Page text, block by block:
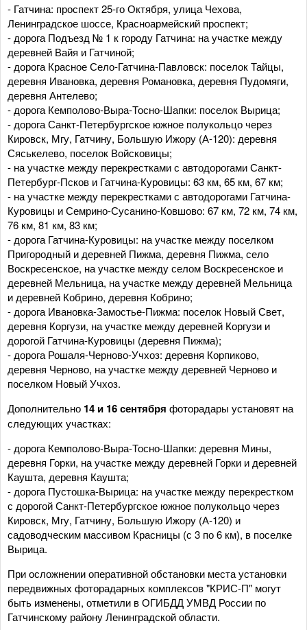
- Гатчина: проспект 25-го Октября, улица Чехова,
Ленинградское шоссе, Красноармейский проспект;
- дорога Подъезд № 1 к городу Гатчина: на участке между
деревней Вайя и Гатчиной;
- дорога Красное Село-Гатчина-Павловск: поселок Тайцы,
деревня Ивановка, деревня Романовка, деревня Пудомяги,
деревня Антелево;
- дорога Кемполово-Выра-Тосно-Шапки: поселок Вырица;
- дорога Санкт-Петербургское южное полукольцо через
Кировск, Мгу, Гатчину, Большую Ижору (А-120): деревня
Сяськелево, поселок Войсковицы;
- на участке между перекрестками с автодорогами Санкт-
Петербург-Псков и Гатчина-Куровицы: 63 км, 65 км, 67 км;
- на участке между перекрестками с автодорогами Гатчина-
Куровицы и Семрино-Сусанино-Ковшово: 67 км, 72 км, 74 км,
76 км, 81 км, 83 км;
- дорога Гатчина-Куровицы: на участке между поселком
Пригородный и деревней Пижма, деревня Пижма, село
Воскресенское, на участке между селом Воскресенское и
деревней Мельница, на участке между деревней Мельница
и деревней Кобрино, деревня Кобрино;
- дорога Ивановка-Замостье-Пижма: поселок Новый Свет,
деревня Коргузи, на участке между деревней Коргузи и
дорогой Гатчина-Куровицы (деревня Пижма);
- дорога Рошаля-Черново-Учхоз: деревня Корпиково,
деревня Черново, на участке между деревней Черново и
поселком Новый Учхоз.
Дополнительно 14 и 16 сентября фоторадары установят на
следующих участках:
- дорога Кемполово-Выра-Тосно-Шапки: деревня Мины,
деревня Горки, на участке между деревней Горки и деревней
Каушта, деревня Каушта;
- дорога Пустошка-Вырица: на участке между перекрестком
с дорогой Санкт-Петербургское южное полукольцо через
Кировск, Мгу, Гатчину, Большую Ижору (А-120) и
садоводческим массивом Красницы (с 3 по 6 км), в поселке
Вырица.
При осложнении оперативной обстановки места установки
передвижных фоторадарных комплексов "КРИС-П" могут
быть изменены, отметили в ОГИБДД УМВД России по
Гатчинскому району Ленинградской области.